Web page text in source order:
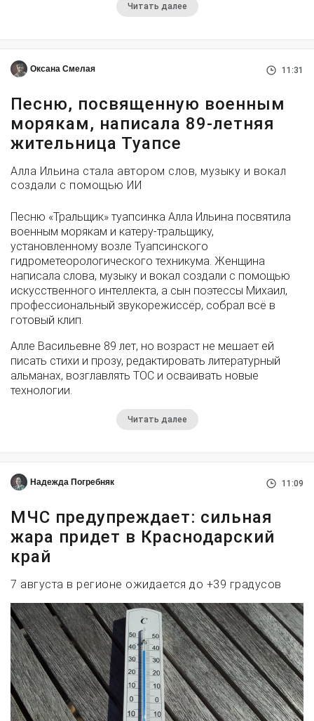
Читать далее
Оксана Смелая 11:31
Песню, посвященную военным
морякам, написала 89-летняя
жительница Туапсе
Алла Ильина стала автором слов, музыку и вокал
создали с помощью ИИ
Песню «Тральщик» туапсинка Алла Ильина посвятила
военным морякам и катеру-тральщику,
установленному возле Туапсинского
гидрометеорологического техникума. Женщина
написала слова, музыку и вокал создали с помощью
искусственного интеллекта, а сын поэтессы Михаил,
профессиональный звукорежиссёр, собрал всё в
готовый клип.
Алле Васильевне 89 лет, но возраст не мешает ей
писать стихи и прозу, редактировать литературный
альманах, возглавлять ТОС и осваивать новые
технологии.
Читать далее
Надежда Погребняк 11:09
МЧС предупреждает: сильная
жара придет в Краснодарский
край
7 августа в регионе ожидается до +39 градусов